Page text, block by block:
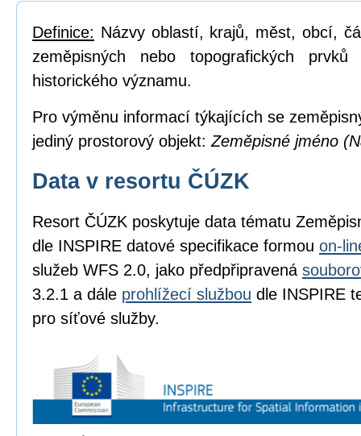
Definice: Názvy oblastí, krajů, měst, obcí,
zeměpisných nebo topografických
historického významu.
Pro výměnu informací týkajících se
jediný prostorový objekt: Zeměpisné jméno
Data v resortu ČÚZK
Resort ČÚZK poskytuje data tématu
dle INSPIRE datové specifikace formou on-
služeb WFS 2.0, jako předpřipravená
3.2.1 a dále prohlížecí službou dle INSPIRE
pro síťové služby.